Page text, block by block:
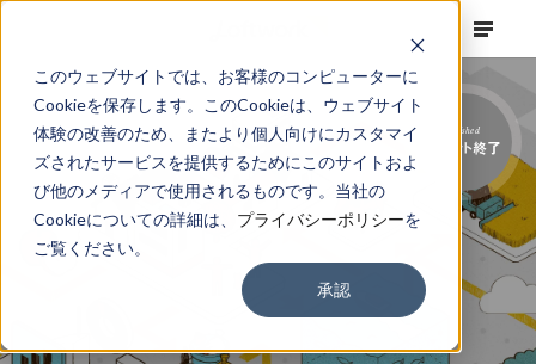
このウェブサイトでは、お客様のコンピューターに
Cookieを保存します。このCookieは、ウェブサイト
体験の改善のため、またより個人向けにカスタマイ
ズされたサービスを提供するためにこのサイトおよ
び他のメディアで使用されるものです。当社の
Cookieについての詳細は、 プライバシーポリシーを
ご覧ください。
承認
Finished
イベント終了